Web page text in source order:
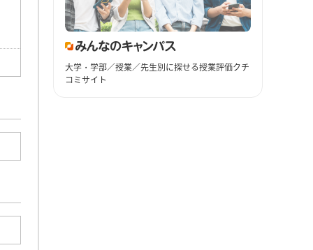
大学・学部／授業／先生別に探せる授業評価クチ
コミサイト